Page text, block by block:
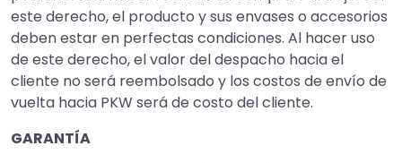
este derecho, el producto y sus envases o accesorios
deben estar en perfectas condiciones. Al hacer uso
de este derecho, el valor del despacho hacia el
cliente no será reembolsado y los costos de envío de
vuelta hacia PKW será de costo del cliente.
GARANTÍA